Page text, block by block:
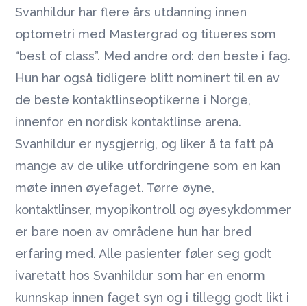
Svanhildur har flere års utdanning innen
optometri med Mastergrad og titueres som
“best of class”. Med andre ord: den beste i fag.
Hun har også tidligere blitt nominert til en av
de beste kontaktlinseoptikerne i Norge,
innenfor en nordisk kontaktlinse arena.
Svanhildur er nysgjerrig, og liker å ta fatt på
mange av de ulike utfordringene som en kan
møte innen øyefaget. Tørre øyne,
kontaktlinser, myopikontroll og øyesykdommer
er bare noen av områdene hun har bred
erfaring med. Alle pasienter føler seg godt
ivaretatt hos Svanhildur som har en enorm
kunnskap innen faget syn og i tillegg godt likt i